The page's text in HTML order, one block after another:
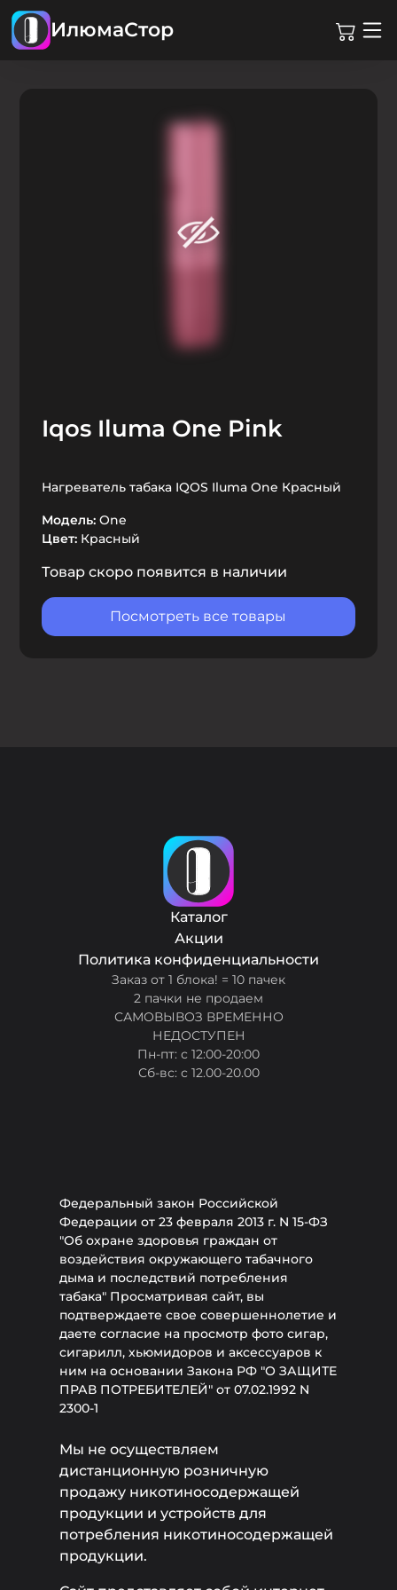
ИлюмаСтор
Iqos Iluma One Pink
Нагреватель табака IQOS Iluma One Красный
Модель:One
Цвет: Красный
Товар скоро появится в наличии
Посмотреть все товары
Каталог
Акции
Политика конфиденциальности
Заказ от 1 блока! = 10 пачек
2 пачки не продаем
САМОВЫВОЗ ВРЕМЕННО
НЕДОСТУПЕН
Пн-пт: с 12:00-20:00
Сб-вс: с 12.00-20.00
Федеральный закон Российской
Федерации от 23 февраля 2013 г. N 15-ФЗ
"Об охране здоровья граждан от
воздействия окружающего табачного
дыма и последствий потребления
табака" Просматривая сайт, вы
подтверждаете свое совершеннолетие и
даете согласие на просмотр фото сигар,
сигарилл, хьюмидоров и аксессуаров к
ним на основании Закона РФ "О ЗАЩИТЕ
ПРАВ ПОТРЕБИТЕЛЕЙ" от 07.02.1992 N
2300-1
Мы не осуществляем
дистанционную розничную
продажу никотиносодержащей
продукции и устройств для
потребления никотиносодержащей
продукции.